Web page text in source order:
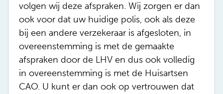
volgen wij deze afspraken. Wij zorgen er dan
ook voor dat uw huidige polis, ook als deze
bij een andere verzekeraar is afgesloten, in
overeenstemming is met de gemaakte
afspraken door de LHV en dus ook volledig
in overeenstemming is met de Huisartsen
CAO. U kunt er dan ook op vertrouwen dat